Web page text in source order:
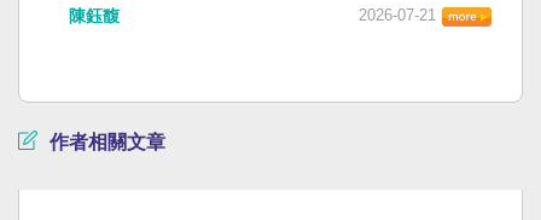
陳鈺馥 2026-07-21
作者相關文章